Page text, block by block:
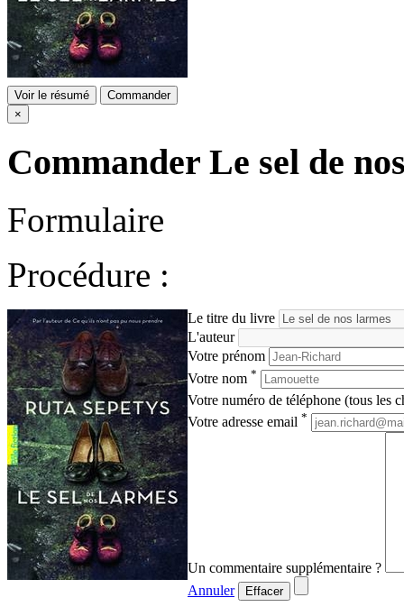
Voir le résumé
Commander
×
Commander Le sel de
Formulaire
Procédure :
Le titre du livre
L'auteur
Votre prénom
Votre nom *
Votre numéro de téléphone (tous les
Votre adresse email *
Un commentaire supplémentaire ?
Annuler
Effacer